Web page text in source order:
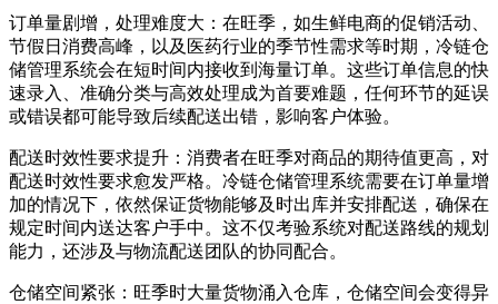
订单量剧增，处理难度大：在旺季，如生鲜电商的促销活动、
节假日消费高峰，以及医药行业的季节性需求等时期，冷链仓
储管理系统会在短时间内接收到海量订单。这些订单信息的快
速录入、准确分类与高效处理成为首要难题，任何环节的延误
或错误都可能导致后续配送出错，影响客户体验。
配送时效性要求提升：消费者在旺季对商品的期待值更高，对
配送时效性要求愈发严格。冷链仓储管理系统需要在订单量增
加的情况下，依然保证货物能够及时出库并安排配送，确保在
规定时间内送达客户手中。这不仅考验系统对配送路线的规划
能力，还涉及与物流配送团队的协同配合。
仓储空间紧张：旺季时大量货物涌入仓库，仓储空间会变得异